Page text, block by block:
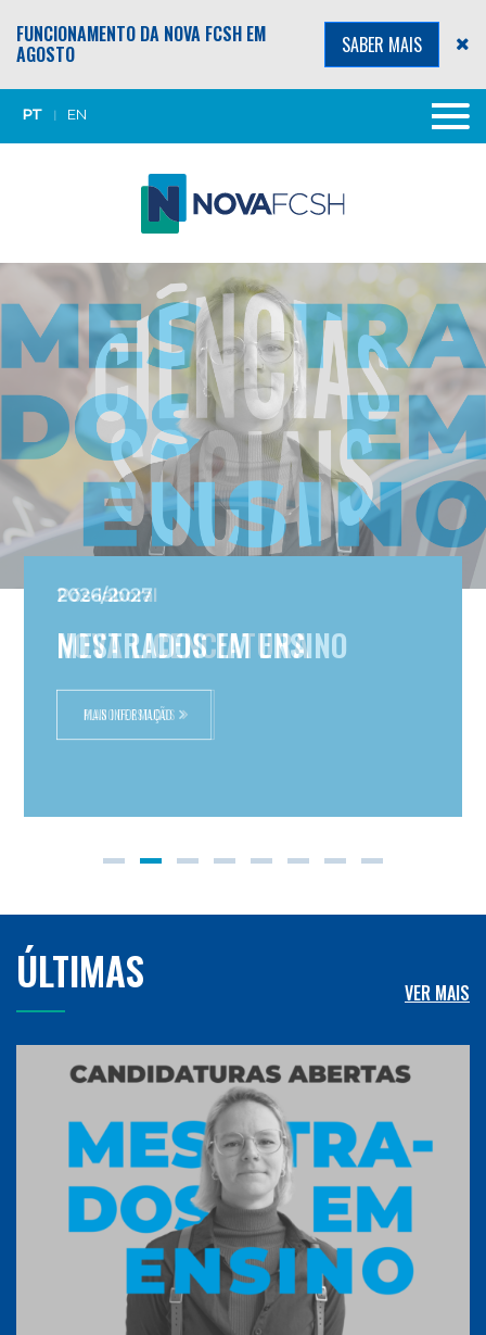
FUNCIONAMENTO DA NOVA FCSH EM
AGOSTO SABER MAIS
PT EN
Pós-laboral
NOVA LICENCIATURA
PLANO DE ESTUDOS
ÚLTIMAS VER MAIS